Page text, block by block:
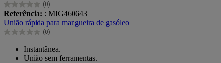
(0)
0.0
em
5
estrelas.
Referência: : MIG460643
União rápida para mangueira de gasóleo
(0)
0.0
Instantânea.
União sem ferramentas.